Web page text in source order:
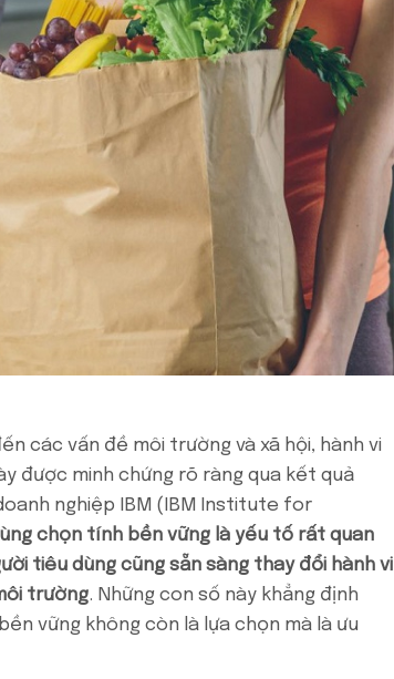
các vấn đề môi trường và xã hội, hành vi
được minh chứng rõ ràng qua kết quả
nghiệp IBM (IBM Institute for
chọn tính bền vững là yếu tố rất quan
tiêu dùng cũng sẵn sàng thay đổi hành vi
trường. Những con số này khẳng định
vững không còn là lựa chọn mà là ưu